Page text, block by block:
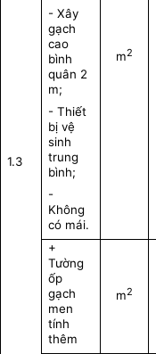
1.3
- Xây
gạch
cao
bình
quân 2
m;
- Thiết
bị vệ
sinh
trung
bình;
-
Không
có mái.
m2
+
Tường
ốp
gạch
men
tính
thêm
m2